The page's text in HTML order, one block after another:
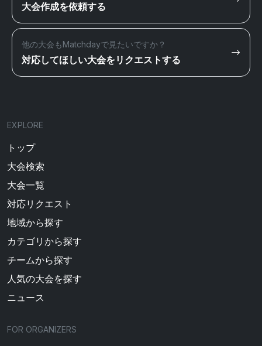
大会作成を依頼する
他の大会もMatchdayで見たいですか？
対応してほしい大会をリクエストする
EXPLORE
トップ
大会検索
大会一覧
対応リクエスト
地域から探す
カテゴリから探す
チームから探す
人気の大会を探す
ニュース
FOR ORGANIZERS